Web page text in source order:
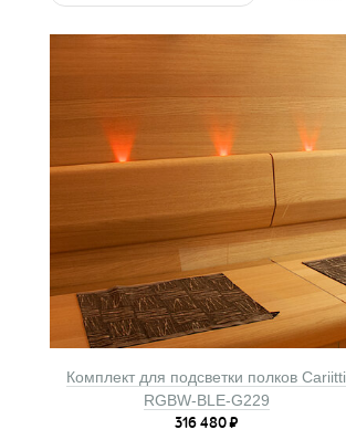
Комплект для подсветки полков Cariitti
RGBW-BLE-G229
316 480₽